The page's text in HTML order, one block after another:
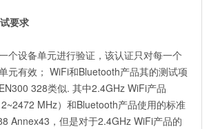
要求
个设备单元进行验证，该认证只对每一个
元有效； WiFi和Bluetooth产品其的测试项
328类似. 其中2.4GHz WiFi产品
MHz）和Bluetooth产品使用的标准
Annex43，但是对于2.4GHz WiFi产品的